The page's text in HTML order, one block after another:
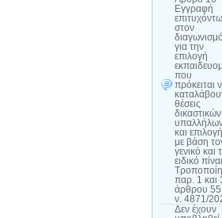
Εγγραφή
στον
διαγωνισμό
για την
επιλογή
που
πρόκειται
θέσεις
δικαστικών
και επιλογή
με βάση
γενικό και
ειδικό
παρ. 1 και
άρθρου
ν. 4871/
Δεν έχουν